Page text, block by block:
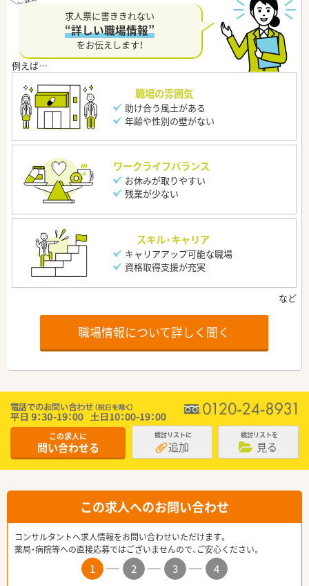
求人票に書ききれない
“詳しい職場情報”
をお伝えします！
職場の雰囲気
助け合う風土がある
年齢や性別の壁がない
ワークライフバランス
お休みが取りやすい
残業が少ない
スキル・キャリア
キャリアアップ可能な職場
資格取得支援が充実
職場情報について詳しく聞く
この求人に
問い合わせる
検討リストに
追加
検討リストを
見る
この求人へのお問い合わせ
コンサルタントへ求人情報をお問い合わせいただけます。
薬局・病院等への直接応募ではございませんので、ご安心ください。
1 2 3 4